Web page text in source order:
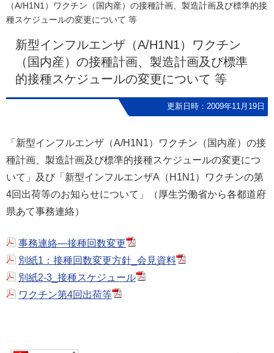
（A/H1N1）ワクチン（国内産）の接種計画、製造計画及び標準的接
種スケジュールの変更について 等
新型インフルエンザ（A/H1N1）ワクチン
（国内産）の接種計画、製造計画及び標準
的接種スケジュールの変更について 等
更新日時：2009年11月19日
「新型インフルエンザ（A/H1N1）ワクチン（国内産）の接
種計画、製造計画及び標準的接種スケジュールの変更につ
いて」及び「新型インフルエンザA（H1N1）ワクチンの第
4回出荷等のお知らせについて」（厚生労働省から各都道府
県あて事務連絡）
事務連絡―接種回数変更
別紙1：接種回数変更方針_会見資料
別紙2-3_接種スケジュール
ワクチン第4回出荷等